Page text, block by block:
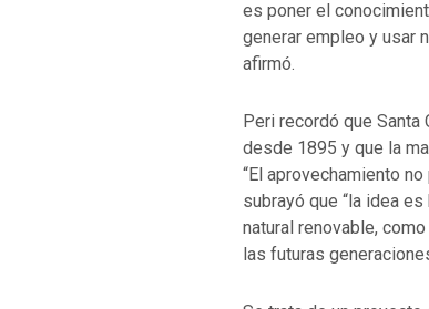
es poner el
generar empleo y usar
afirmó.
Peri recordó que
desde 1895 y que la
“El aprovechamiento
subrayó que “la idea
natural renovable,
las futuras